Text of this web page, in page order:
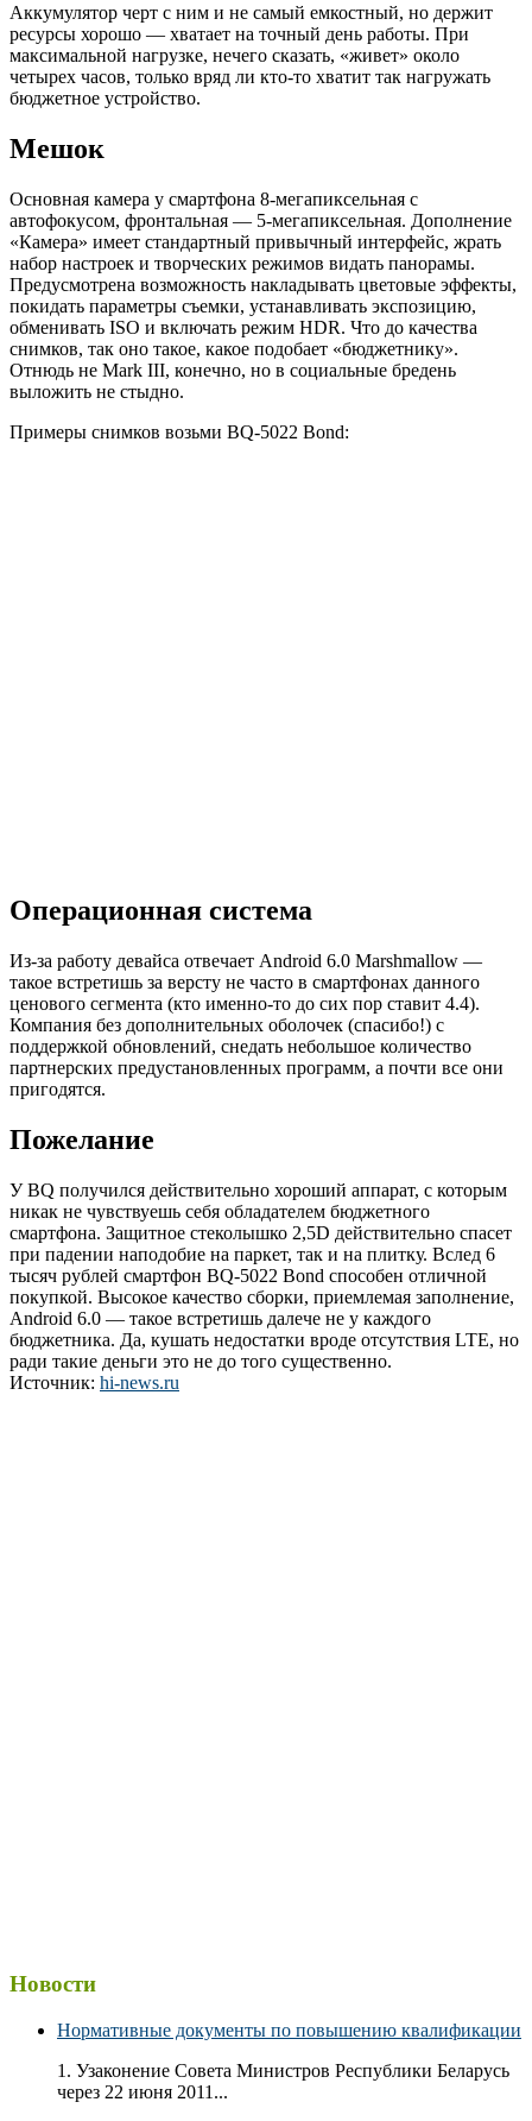
Аккумулятор черт с ним и не самый емкостный, но держит
ресурсы хорошо — хватает на точный день работы. При
максимальной нагрузке, нечего сказать, «живет» около
четырех часов, только вряд ли кто-то хватит так нагружать
бюджетное устройство.
Мешок
Основная камера у смартфона 8-мегапиксельная с
автофокусом, фронтальная — 5-мегапиксельная. Дополнение
«Камера» имеет стандартный привычный интерфейс, жрать
набор настроек и творческих режимов видать панорамы.
Предусмотрена возможность накладывать цветовые эффекты,
покидать параметры съемки, устанавливать экспозицию,
обменивать ISO и включать режим HDR. Что до качества
снимков, так оно такое, какое подобает «бюджетнику».
Отнюдь не Mark III, конечно, но в социальные бредень
выложить не стыдно.
Примеры снимков возьми BQ-5022 Bond:
Операционная система
Из-за работу девайса отвечает Android 6.0 Marshmallow —
такое встретишь за версту не часто в смартфонах данного
ценового сегмента (кто именно-то до сих пор ставит 4.4).
Компания без дополнительных оболочек (спасибо!) с
поддержкой обновлений, снедать небольшое количество
партнерских предустановленных программ, а почти все они
пригодятся.
Пожелание
У BQ получился действительно хороший аппарат, с которым
никак не чувствуешь себя обладателем бюджетного
смартфона. Защитное стеколышко 2,5D действительно спасет
при падении наподобие на паркет, так и на плитку. Вслед 6
тысяч рублей смартфон BQ-5022 Bond способен отличной
покупкой. Высокое качество сборки, приемлемая заполнение,
Android 6.0 — такое встретишь далече не у каждого
бюджетника. Да, кушать недостатки вроде отсутствия LTE, но
ради такие деньги это не до того существенно.
Источник: hi-news.ru
Новости
Нормативные документы по повышению квалификации
1. Узаконение Совета Министров Республики Беларусь
через 22 июня 2011...